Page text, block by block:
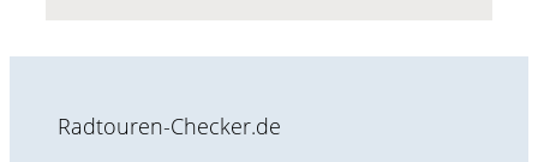
Radtouren-Checker.de